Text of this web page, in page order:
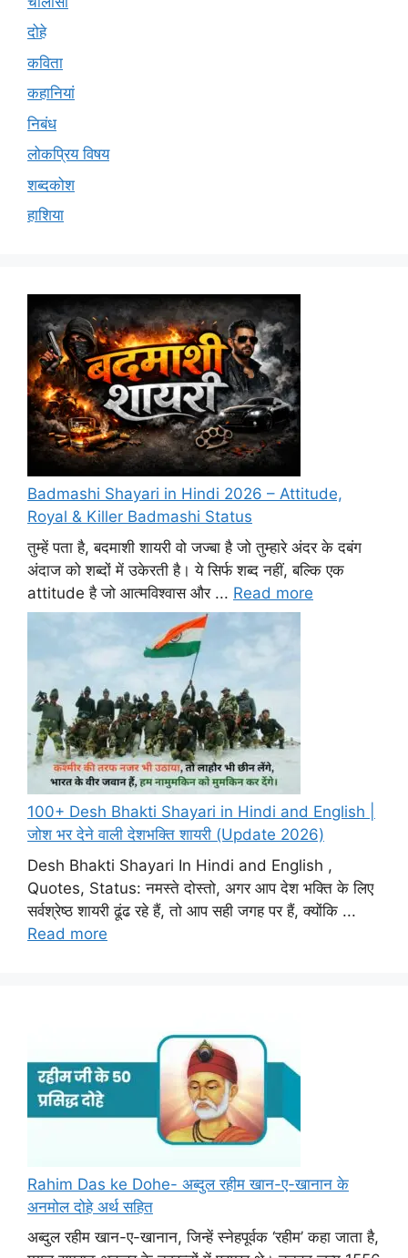
दोहे
कविता
कहानियां
निबंध
लोकप्रिय विषय
शब्दकोश
हाशिया
Badmashi Shayari in Hindi 2026 – Attitude,
Royal & Killer Badmashi Status
तुम्हें पता है, बदमाशी शायरी वो जज्बा है जो तुम्हारे अंदर के दबंग
अंदाज को शब्दों में उकेरती है। ये सिर्फ शब्द नहीं, बल्कि एक
attitude है जो आत्मविश्वास और ... Read more
100+ Desh Bhakti Shayari in Hindi and English |
जोश भर देने वाली देशभक्ति शायरी (Update 2026)
Desh Bhakti Shayari In Hindi and English ,
Quotes, Status: नमस्ते दोस्तो, अगर आप देश भक्ति के लिए
सर्वश्रेष्ठ शायरी ढूंढ रहे हैं, तो आप सही जगह पर हैं, क्योंकि ...
Read more
Rahim Das ke Dohe- अब्दुल रहीम खान-ए-खानान के
अनमोल दोहे अर्थ सहित
अब्दुल रहीम खान-ए-खानान, जिन्हें स्नेहपूर्वक ‘रहीम’ कहा जाता है,